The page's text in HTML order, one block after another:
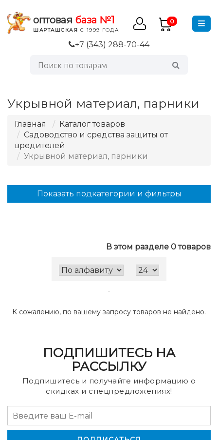
оптовая база №1
ШАРТАШСКАЯ С 1999 ГОДА
0
+7 (343) 288-70-44
Укрывной материал, парники
Главная
Каталог товаров
Садоводство и средства защиты от
вредителей
Укрывной материал, парники
В этом разделе 0 товаров
К сожалению, по вашему запросу товаров не найдено.
Показать подкатегории и фильтры
ПОДПИШИТЕСЬ НА
РАССЫЛКУ
Подпишитесь и получайте информацию о
скидках и спецпредложениях!